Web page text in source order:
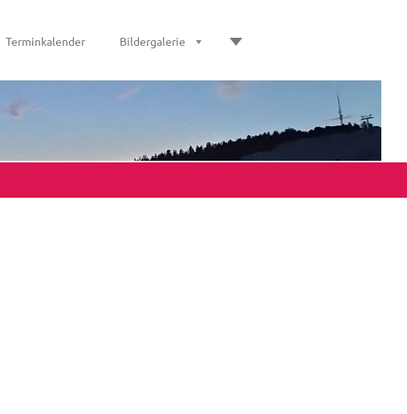
Terminkalender Bildergalerie